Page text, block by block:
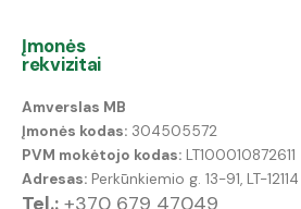
Įmonės
rekvizitai
Amverslas MB
Įmonės kodas: 304505572
PVM mokėtojo kodas: LT100010872611
Adresas: Perkūnkiemio g. 13-91, LT-
Tel.: +370 679 47049